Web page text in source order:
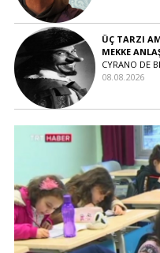
ÜÇ TARZI
MEKKE
CYRANO DE
08.08.2026